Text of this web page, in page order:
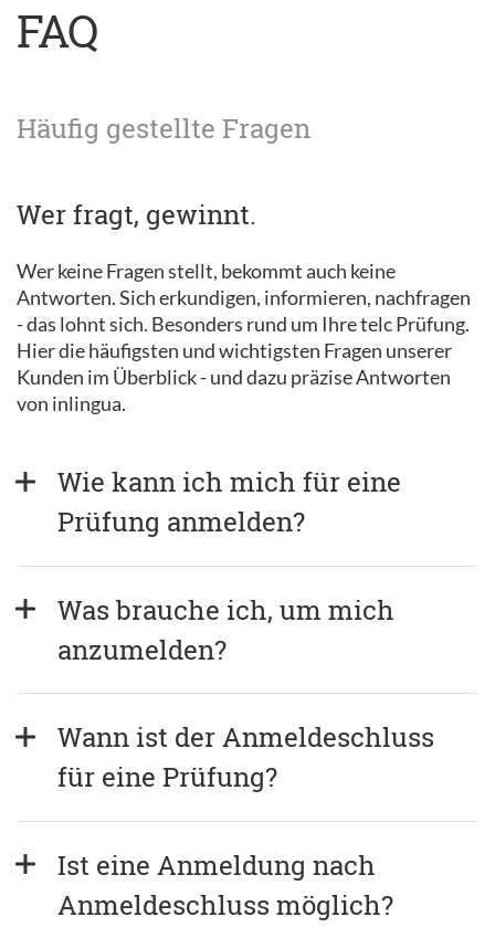
FAQ
Häufig gestellte Fragen
Wer fragt, gewinnt.
Wer keine Fragen stellt, bekommt auch keine
Antworten. Sich erkundigen, informieren, nachfragen
- das lohnt sich. Besonders rund um Ihre telc Prüfung.
Hier die häufigsten und wichtigsten Fragen unserer
Kunden im Überblick - und dazu präzise Antworten
von inlingua.
Wie kann ich mich für eine
Prüfung anmelden?
Was brauche ich, um mich
anzumelden?
Wann ist der Anmeldeschluss
für eine Prüfung?
Ist eine Anmeldung nach
Anmeldeschluss möglich?